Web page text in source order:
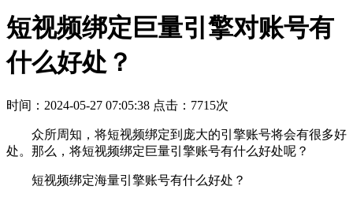
短视频绑定巨量引擎对账号有
什么好处？
时间：2024-05-27 07:05:38 点击：7715次
众所周知，将短视频绑定到庞大的引擎账号将会有很多好
处。那么，将短视频绑定巨量引擎账号有什么好处呢？
短视频绑定海量引擎账号有什么好处？